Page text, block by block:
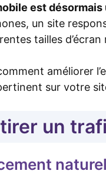
est
un site
tailles
améliorer
sur votre
un